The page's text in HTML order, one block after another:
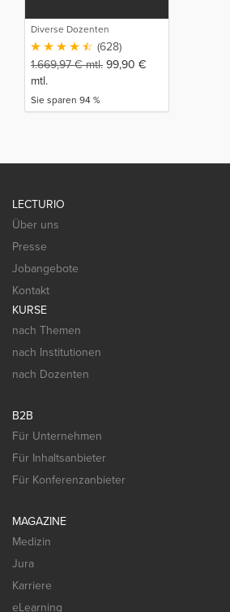
Diverse Dozenten
(628)
1.669,97€mtl. 99,90 €
mtl.
Sie sparen 94 %
LECTURIO
Über uns
Presse
Jobangebote
Kontakt
KURSE
nach Themen
nach Institutionen
nach Dozenten
B2B
Für Unternehmen
Für Inhaltsanbieter
Für Konferenzanbieter
MAGAZINE
Medizin
Jura
Karriere
eLearning